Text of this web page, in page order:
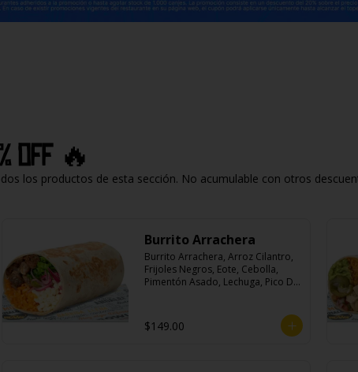
off 🔥
los productos de esta sección. No acumulable con otros
Burrito Arrachera
Burrito Arrachera, Arroz Cilantro,
Frijoles Negros, Eote, Cebolla,
Pimentón Asado, Lechuga, Pico De
$149.00